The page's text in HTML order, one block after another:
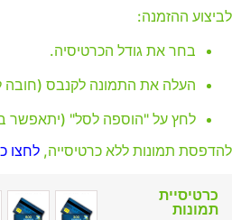
לביצוע ההזמנה:
בחר את גודל הכרטיסיה.
העלה את התמונה לקנבס (חובה
לחץ על "הוספה לסל" (יתאפשר
להדפסת תמונות ללא כרטיסייה, לחצו
כרטיסיית
תמונות